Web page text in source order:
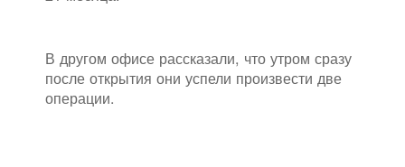
В другом офисе рассказали, что утром сразу
после открытия они успели произвести две
операции.